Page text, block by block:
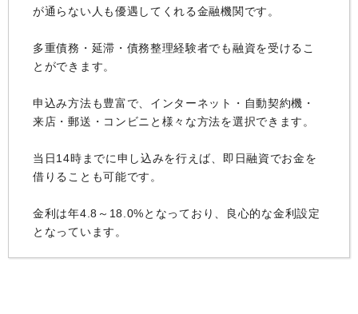
が通らない人も優遇してくれる金融機関です。
多重債務・延滞・債務整理経験者でも融資を受けるこ
とができます。
申込み方法も豊富で、インターネット・自動契約機・
来店・郵送・コンビニと様々な方法を選択できます。
当日14時までに申し込みを行えば、即日融資でお金を
借りることも可能です。
金利は年4.8～18.0%となっており、良心的な金利設定
となっています。